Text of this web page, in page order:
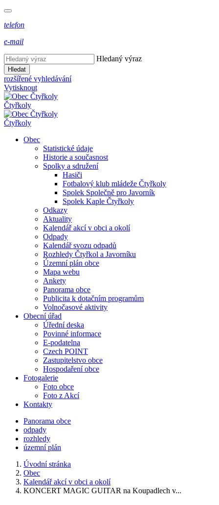
telefon
e-mail
Hledaný výraz
Hledat
rozšířené vyhledávání
Vytisknout
Čtyřkoly
Čtyřkoly
Obec
Statistické údaje
Historie a současnost
Spolky a sdružení
Hasiči
Fotbalový klub mládeže Čtyřkoly
Spolek Společně pro Javorník
Spolek Kaple Čtyřkoly
Odkazy
Aktuality
Kalendář akcí v obci a okolí
Odpady
Kalendář svozu odpadů
Rozhledy Čtyřkol a Javorníku
Územní plán obce
Mapa webu
Ankety
Panorama obce
Publicita k dotačním programům
Volnočasové aktivity
Obecní úřad
Úřední deska
Povinné informace
E-podatelna
Czech POINT
Zastupitelstvo obce
Hospodaření obce
Fotogalerie
Foto obce
Foto z Akcí
Kontakty
Panorama obce
odpady
rozhledy
územní plán
Úvodní stránka
Obec
Kalendář akcí v obci a okolí
KONCERT MAGIC GUITAR na Koupadlech v...